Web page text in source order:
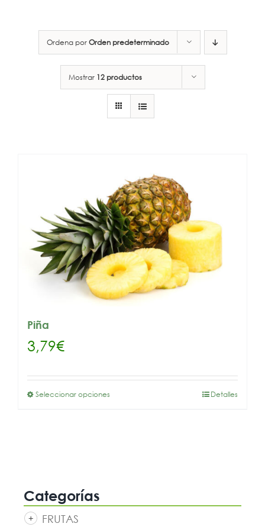
Ordena porOrden predeterminado
Mostrar 12 productos
Piña
3,79€
Seleccionar opciones Detalles
Categorías
FRUTAS